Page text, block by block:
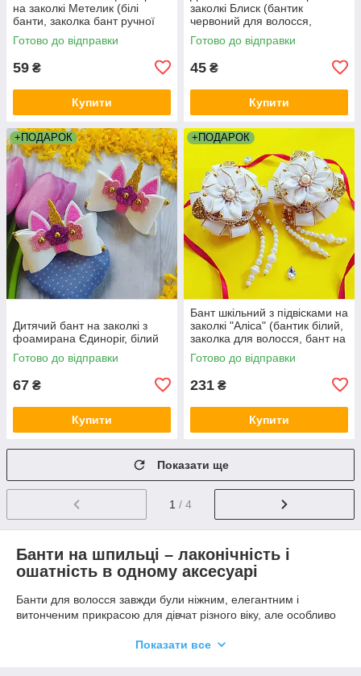
на заколкі Метелик (білі
банти, заколка бант ручної
роботи для волосся в школу,
канзаші)
Готово до відправки
59 ₴
Купити
заколкі Блиск (бантик
червоний для волосся,
заколка на голову канзаші)
Готово до відправки
45 ₴
Купити
+ПОДАРОК
Дитячий бант на заколкі з
фоамирана Єдиноріг, білий
Готово до відправки
67 ₴
Купити
+ПОДАРОК
Бант шкільний з підвісками на
заколкі "Аліса" (бантик білий,
заколка для волосся, бант на
голову)
Готово до відправки
231 ₴
Купити
Показати ще
1 / 4
Банти на шпильці – лаконічність і
ошатність в одному аксесуарі
Банти для волосся завжди були ніжним, елегантним і
витонченим прикрасою для дівчат різного віку, але особливо
знань і маленьких першокласниць з красивими, святковими
Показати все